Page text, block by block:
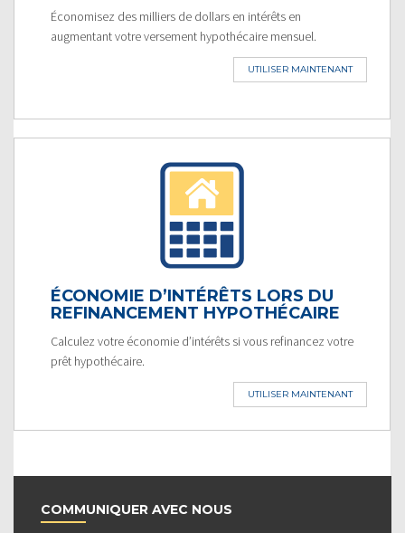
Économisez des milliers de dollars en intérêts en
augmentant votre versement hypothécaire mensuel.
UTILISER MAINTENANT
ÉCONOMIE D’INTÉRÊTS LORS DU
REFINANCEMENT HYPOTHÉCAIRE
Calculez votre économie d’intérêts si vous refinancez votre
prêt hypothécaire.
UTILISER MAINTENANT
COMMUNIQUER AVEC NOUS